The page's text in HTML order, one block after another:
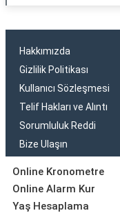
Hakkımızda
Gizlilik Politikası
Kullanıcı Sözleşmesi
Telif Hakları ve Alıntı
Sorumluluk Reddi
Bize Ulaşın
Online Kronometre
Online Alarm Kur
Yaş Hesaplama